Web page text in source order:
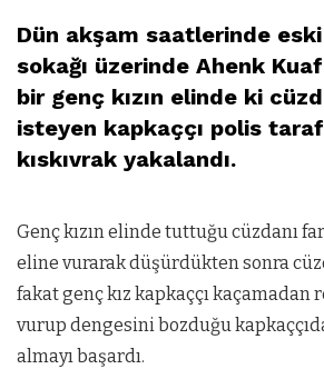
Dün akşam saatlerinde
sokağı üzerinde Ahenk
bir genç kızın elinde ki
isteyen kapkaççı polis
kıskıvrak yakalandı.
Genç kızın elinde tuttuğu cüzdanı
eline vurarak düşürdükten sonra
fakat genç kız kapkaççı kaçamadan
vurup dengesini bozduğu
almayı başardı.